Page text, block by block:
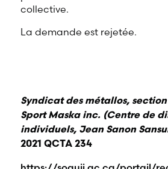
collective.
La demande est rejetée.
Syndicat des métallos,
Sport Maska inc. (Centre de
individuels, Jean Sanon
2021 QCTA 234